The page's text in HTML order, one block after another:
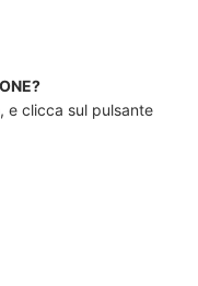
e clicca sul pulsante